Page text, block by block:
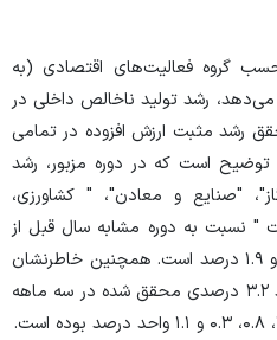
گروه فعالیت‌های اقتصادی (به
سال ۱۳۹۵) نشان می‌دهد، رشد تولید ناخالص داخلی در
۱۴۰۳ حاصل تحقق رشد مثبت ارزش افزوده در تمامی
است که در دوره مزبور، رشد
"صنایع و معادن"، " کشاورزی،
" نسبت به دوره مشابه سال قبل از
آن به ترتیب معادل ۹.۵، ۳.۶، ۳.۱ و ۱.۹ درصد است. همچنین خاطرنشان
می‌سازد سهم گروه‌های مزبور از رشد ۳.۲ درصدی محقق شده در سه ماهه